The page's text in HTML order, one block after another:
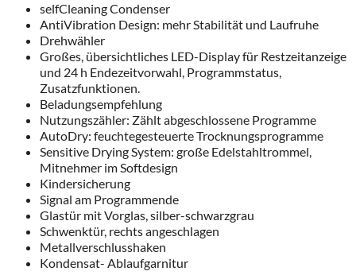
selfCleaning Condenser
AntiVibration Design: mehr Stabilität und Laufruhe
Drehwähler
Großes, übersichtliches LED-Display für Restzeitanzeige
und 24 h Endezeitvorwahl, Programmstatus,
Zusatzfunktionen.
Beladungsempfehlung
Nutzungszähler: Zählt abgeschlossene Programme
AutoDry: feuchtegesteuerte Trocknungsprogramme
Sensitive Drying System: große Edelstahltrommel,
Mitnehmer im Softdesign
Kindersicherung
Signal am Programmende
Glastür mit Vorglas, silber-schwarzgrau
Schwenktür, rechts angeschlagen
Metallverschlusshaken
Kondensat- Ablaufgarnitur